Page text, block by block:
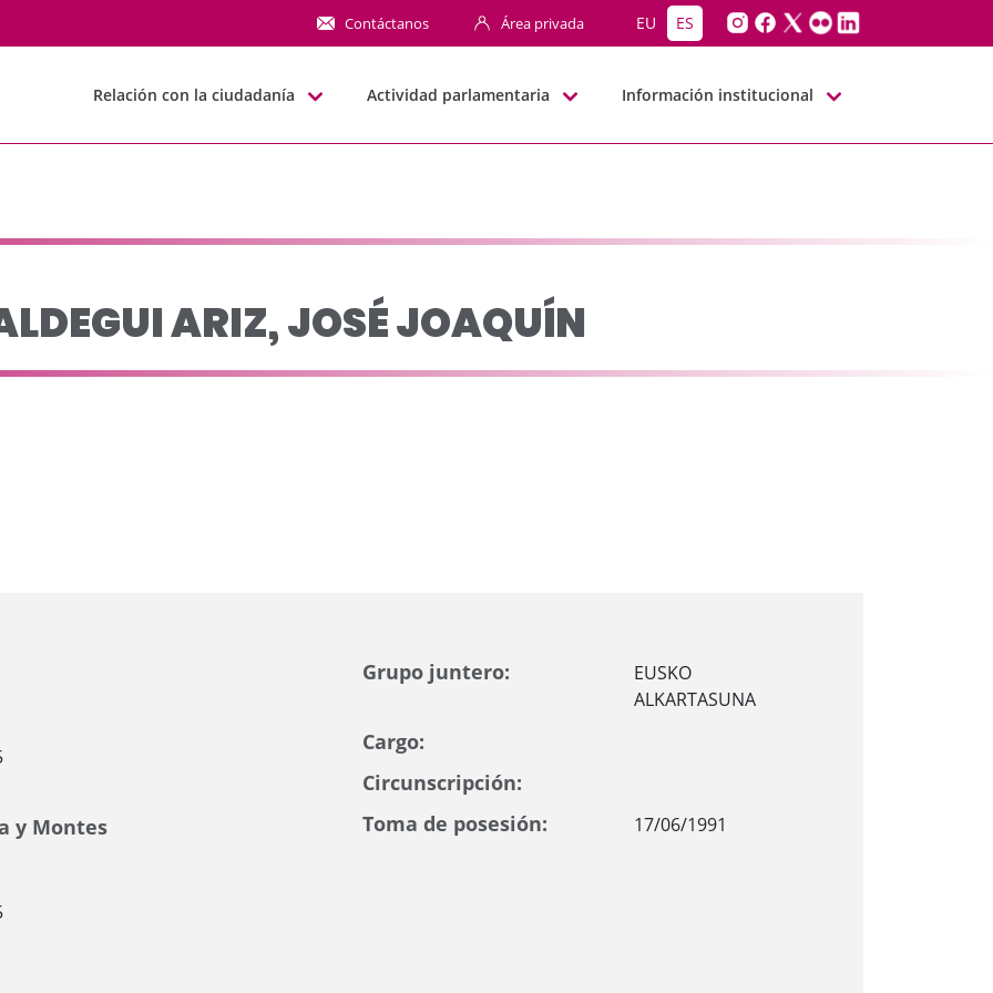
JOAQUÍN - JJGG-BBNN
Contáctanos Área privada EU ES
Relación con la ciudadanía Actividad parlamentaria Información institucional
ARIZ, JOSÉ JOAQUÍN
y Montes
Grupo juntero:
EUSKO
ALKARTASUNA
Cargo:
Circunscripción:
Toma de posesión:
17/06/1991